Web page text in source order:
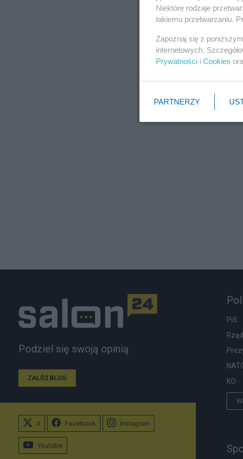
Podziel się swoją opinią
ZAŁÓŻ BLOG
PiS
Rząd
KO
X Facebook Instagram
Youtube
Niektóre rodzaje
takiemu przetwarzaniu.
Zapoznaj się z
internetowych.
Prywatności i Cookies
PARTNERZY